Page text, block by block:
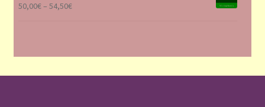
50,00€– 54,50€